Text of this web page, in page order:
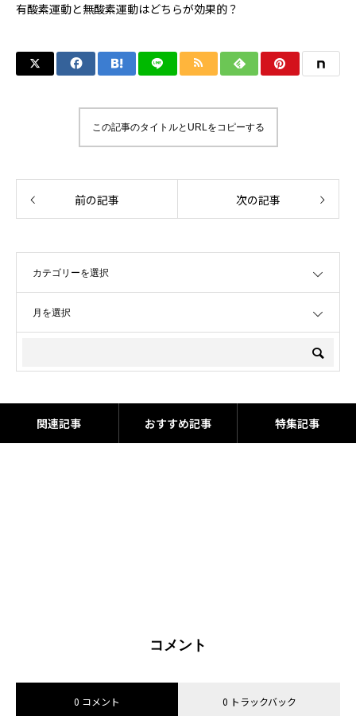
有酸素運動と無酸素運動はどちらが効果的？
この記事のタイトルとURLをコピーする
前の記事 次の記事
関連記事 おすすめ記事 特集記事
コメント
0 コメント 0 トラックバック